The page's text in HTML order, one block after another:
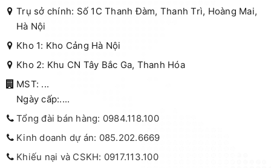
Trụ sở chính: Số 1C Thanh Đàm, Thanh Trì, Hoàng Mai,
Hà Nội
Kho 1: Kho Cảng Hà Nội
Kho 2: Khu CN Tây Bắc Ga, Thanh Hóa
MST: ...
Ngày cấp:....
Tổng đài bán hàng: 0984.118.100
Kinh doanh dự án: 085.202.6669
Khiếu nại và CSKH: 0917.113.100